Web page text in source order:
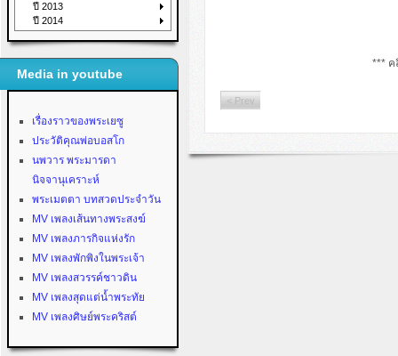
ปี 2013
ปี 2014
Media in youtube
เรื่องราวของพระเยซู
ประวัติคุณพ่อบอสโก
นพวาร พระมารดา
นิจจานุเคราะห์
พระเมตตา บทสวดประจำวัน
MV เพลงเส้นทางพระสงฆ์
MV เพลงภารกิจแห่งรัก
MV เพลงพักพิงในพระเจ้า
MV เพลงสวรรค์ชาวดิน
MV เพลงสุดแต่น้ำพระทัย
MV เพลงศิษย์พระคริสต์
*** ค
< Prev